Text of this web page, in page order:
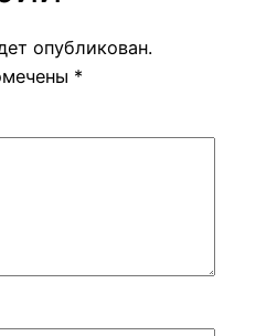
опубликован.
*